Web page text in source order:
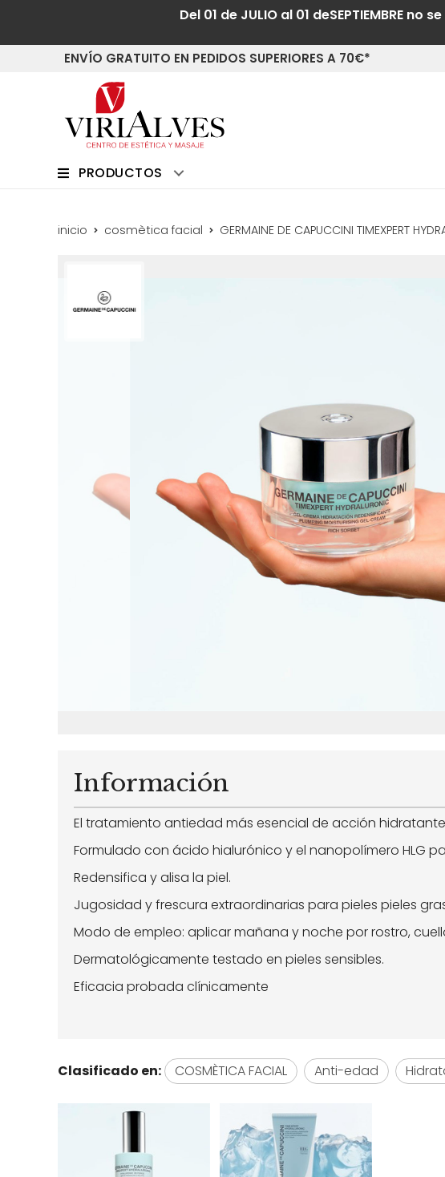
Del 01 de JULIO al 01 deSEPTIEMBRE
ENVÍO GRATUITO EN PEDIDOS SUPERIORES A 70€*
PRODUCTOS
inicio cosmètica facial GERMAINE DE CAPUCCINI TIMEXPERT
Información
El tratamiento antiedad más esencial de acción
Formulado con ácido hialurónico y el nanopolímero HLG
Redensifica y alisa la piel.
Jugosidad y frescura extraordinarias para pieles pieles
Modo de empleo: aplicar mañana y noche por rostro,
Dermatológicamente testado en pieles sensibles.
Eficacia probada clínicamente
Clasificado en: COSMÈTICA FACIAL Anti-edad